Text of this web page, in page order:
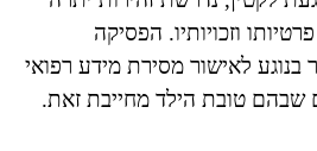
וזכויותיו. הפסיקה
לאישור מסירת מידע רפואי
שבהם טובת הילד מחייבת זאת.